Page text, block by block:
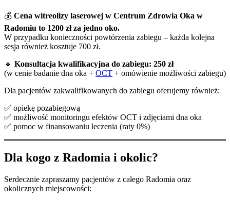
💰 Cena witreolizy laserowej w Centrum Zdrowia Oka w
Radomiu to 1200 zł za jedno oko.
W przypadku konieczności powtórzenia zabiegu – każda kolejna
sesja również kosztuje 700 zł.
🔹 Konsultacja kwalifikacyjna do zabiegu: 250 zł
(w cenie badanie dna oka + OCT + omówienie możliwości zabiegu)
Dla pacjentów zakwalifikowanych do zabiegu oferujemy również:
✅ opiekę pozabiegową
✅ możliwość monitoringu efektów OCT i zdjęciami dna oka
✅ pomoc w finansowaniu leczenia (raty 0%)
Dla kogo z Radomia i okolic?
Serdecznie zapraszamy pacjentów z całego Radomia oraz
okolicznych miejscowości: